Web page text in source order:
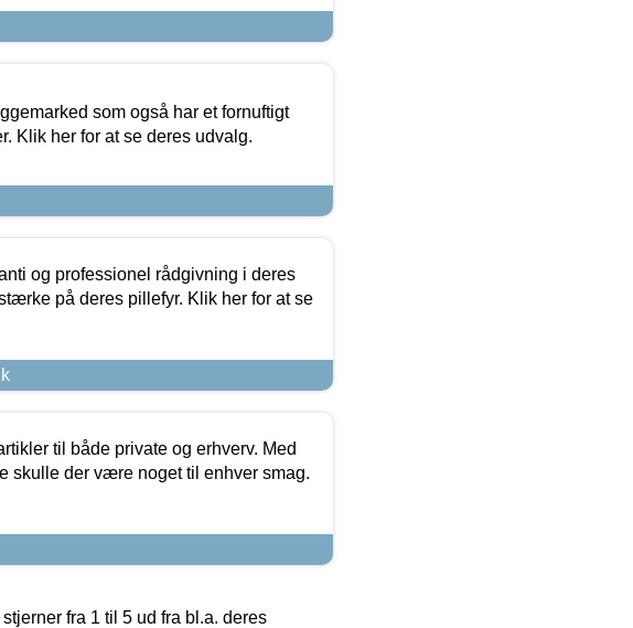
som også har et fornuftigt
Klik her for at se deres udvalg.
og professionel rådgivning i deres
på deres pillefyr. Klik her for at se
til både private og erhverv. Med
skulle der være noget til enhver smag.
fra 1 til 5 ud fra bl.a. deres